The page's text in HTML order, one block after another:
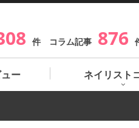
件 コラム記事 876
ー ネイリスト